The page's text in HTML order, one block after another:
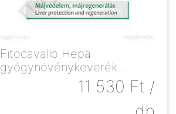
Fitocavallo Hepa
gyógynövénykeverék
11 530 Ft /